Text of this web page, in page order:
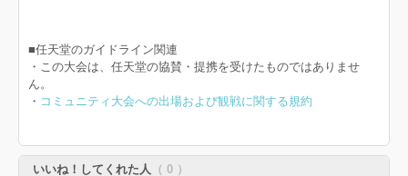
■任天堂のガイドライン関連
・この大会は、任天堂の協賛・提携を受けたものではありませ
ん。
・ コミュニティ大会への出場および観戦に関する規約
いいね！してくれた人 （ 0 ）